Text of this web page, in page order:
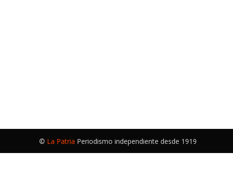
© La Patria Periodismo independiente desde 1919